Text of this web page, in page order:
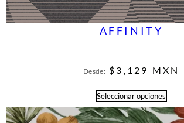
AFFINITY
Desde: $ 3,129 MXN
Seleccionar opciones